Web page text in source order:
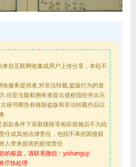
来自互联网收集或用户上传分享，本站不
络服务提供者,对非法转载,盗版行为的发
.但是当版权拥有者提出侵权指控并出示
籍书阁负有移除盗版和非法转载作品以
前款条件下采取移除等相应措施后不为此
任或其他法律责任，包括不承担因侵权
人带来损害的赔偿责任
的权益，请联系微信：yishanguji
尽快处理